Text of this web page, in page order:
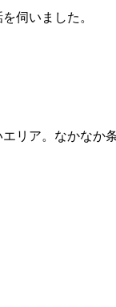
伺いました。
リア。なかなか